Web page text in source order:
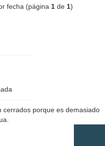
fecha (página 1de 1)
cerrados porque es demasiado